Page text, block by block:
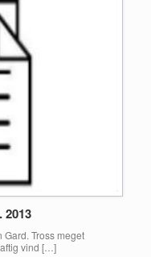
2013
Tross meget
vind […]